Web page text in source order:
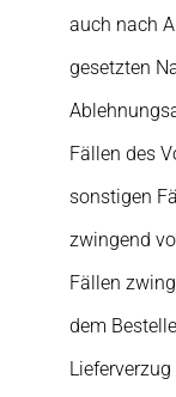
auch nach
gesetzten
Fällen des
sonstigen
zwingend
Fällen
dem